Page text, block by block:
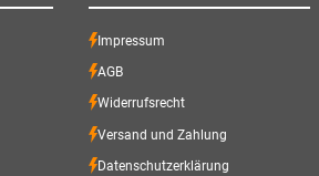
Impressum
AGB
Widerrufsrecht
Versand und Zahlung
Datenschutzerklärung